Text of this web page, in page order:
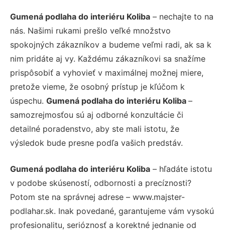
Gumená podlaha do interiéru Koliba – nechajte to na
nás. Našimi rukami prešlo veľké množstvo
spokojných zákazníkov a budeme veľmi radi, ak sa k
nim pridáte aj vy. Každému zákazníkovi sa snažíme
prispôsobiť a vyhovieť v maximálnej možnej miere,
pretože vieme, že osobný prístup je kľúčom k
úspechu. Gumená podlaha do interiéru Koliba –
samozrejmosťou sú aj odborné konzultácie či
detailné poradenstvo, aby ste mali istotu, že
výsledok bude presne podľa vašich predstáv.
Gumená podlaha do interiéru Koliba – hľadáte istotu
v podobe skúseností, odbornosti a precíznosti?
Potom ste na správnej adrese – www.majster-
podlahar.sk. Inak povedané, garantujeme vám vysokú
profesionalitu, serióznosť a korektné jednanie od